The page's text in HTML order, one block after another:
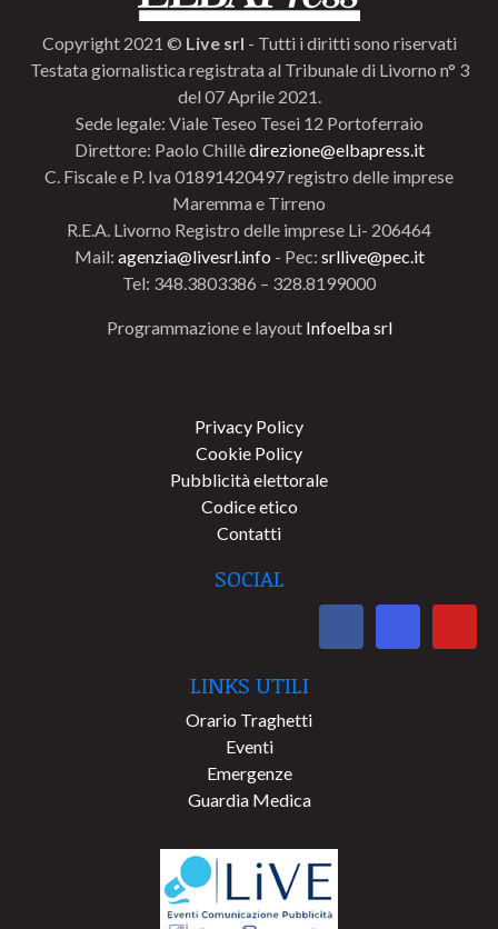
Copyright 2021 © Live srl - Tutti i diritti sono riservati
Testata giornalistica registrata al Tribunale di Livorno n° 3
del 07 Aprile 2021.
Sede legale: Viale Teseo Tesei 12 Portoferraio
Direttore: Paolo Chillèdirezione@elbapress.it
C. Fiscale e P. Iva 01891420497 registro delle imprese
Maremma e Tirreno
R.E.A. Livorno Registro delle imprese Li- 206464
Mail: agenzia@livesrl.info - Pec: srllive@pec.it
Tel: 348.3803386 – 328.8199000
Programmazione e layout Infoelba srl
Privacy Policy
Cookie Policy
Pubblicità elettorale
Codice etico
Contatti
SOCIAL
LINKS UTILI
Orario Traghetti
Eventi
Emergenze
Guardia Medica